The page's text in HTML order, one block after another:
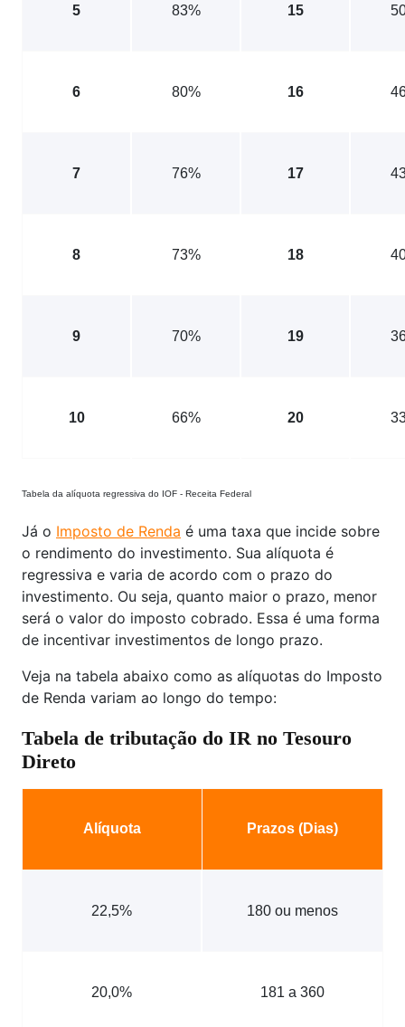
5 83% 15
6 80% 16
7 76% 17
8 73% 18
9 70% 19
10 66% 20
Tabela da alíquota regressiva do IOF - Receita Federal
Já o Imposto de Renda é uma taxa que incide sobre
o rendimento do investimento. Sua alíquota é
regressiva e varia de acordo com o prazo do
investimento. Ou seja, quanto maior o prazo, menor
será o valor do imposto cobrado. Essa é uma forma
de incentivar investimentos de longo prazo.
Veja na tabela abaixo como as alíquotas do Imposto
de Renda variam ao longo do tempo:
Tabela de tributação do IR no Tesouro
Direto
Alíquota Prazos (Dias)
22,5% 180 ou menos
20,0% 181 a 360